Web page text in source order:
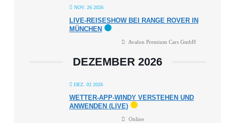
NOV. 26 2026
LIVE-REISESHOW BEI RANGE ROVER IN
MÜNCHEN
Avalon Premium Cars GmbH
DEZEMBER 2026
DEZ. 02 2026
WETTER-APP-WINDY VERSTEHEN UND
ANWENDEN (LIVE)
Online